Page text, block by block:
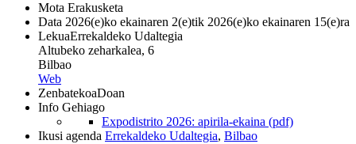
Mota Erakusketa
Data 2026(e)ko ekainaren 2(e)tik 2026(e)ko ekainaren 15(e)ra
LekuaErrekaldeko Udaltegia
Altubeko zeharkalea, 6
Bilbao
Web
ZenbatekoaDoan
Info Gehiago
Expodistrito 2026: apirila-ekaina (pdf)
Ikusi agenda Errekaldeko Udaltegia, Bilbao